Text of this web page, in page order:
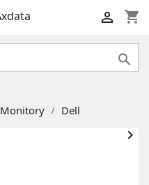
shopping_cart


Monitory Dell
